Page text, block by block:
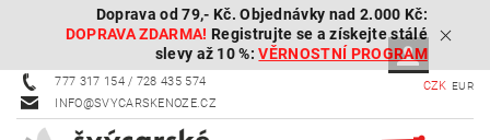
Doprava od 79,- Kč. Objednávky nad 2.000 Kč:
DOPRAVA ZDARMA! Registrujte se a získejte stálé
slevy až 10 %:VĚRNOSTNÍ PROGRAM
777 317 154 / 728 435 574
INFO@SVYCARSKENOZE.CZ
CZK EUR